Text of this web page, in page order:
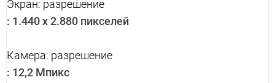
Экран: разрешение
: 1.440 x 2.880 пикселей
Камера: разрешение
: 12,2 Мпикс